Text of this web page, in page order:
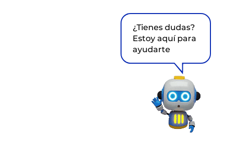
¿Tienes dudas?
Estoy aquí para
ayudarte